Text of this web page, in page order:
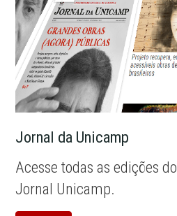
Jornal da Unicamp
Acesse todas as edições do
Jornal Unicamp.